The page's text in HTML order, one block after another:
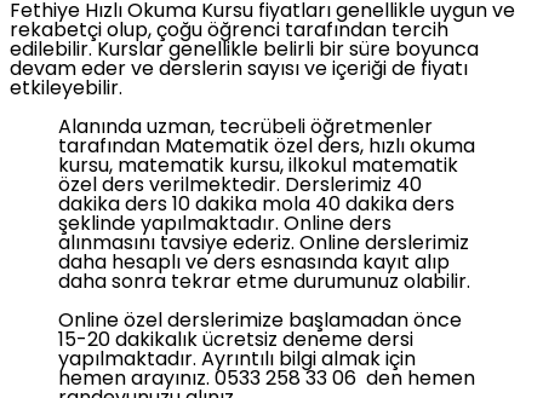
Fethiye Hızlı Okuma Kursu fiyatları genellikle uygun ve
rekabetçi olup, çoğu öğrenci tarafından tercih
edilebilir. Kurslar genellikle belirli bir süre boyunca
devam eder ve derslerin sayısı ve içeriği de fiyatı
etkileyebilir.
Alanında uzman, tecrübeli öğretmenler
tarafından Matematik özel ders, hızlı okuma
kursu, matematik kursu, ilkokul matematik
özel ders verilmektedir. Derslerimiz 40
dakika ders 10 dakika mola 40 dakika ders
şeklinde yapılmaktadır. Online ders
alınmasını tavsiye ederiz. Online derslerimiz
daha hesaplı ve ders esnasında kayıt alıp
daha sonra tekrar etme durumunuz olabilir.
Online özel derslerimize başlamadan önce
15-20 dakikalık ücretsiz deneme dersi
yapılmaktadır. Ayrıntılı bilgi almak için
hemen arayınız. 0533 258 33 06 den hemen